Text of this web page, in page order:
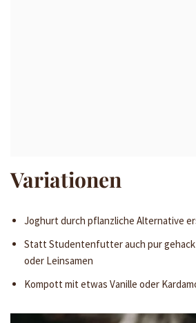
Variationen
Joghurt durch pflanzliche Alternative
Statt Studentenfutter auch pur
oder Leinsamen
Kompott mit etwas Vanille oder